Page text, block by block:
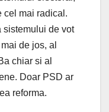
cel mai radical.
sistemului de vot
de jos, al
chiar si al
Doar PSD ar
reforma.